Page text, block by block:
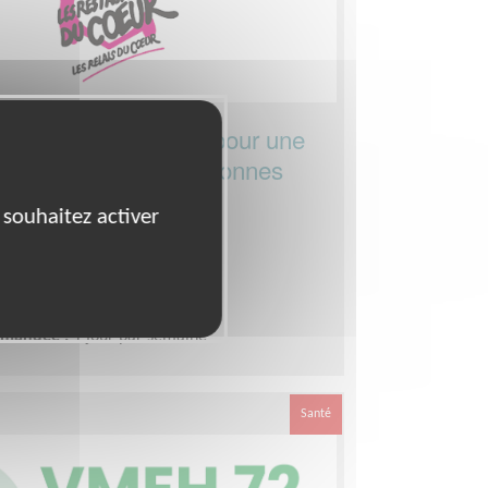
de formation pour une
qui soutient les personnes
Formation
:1 jour par semaine
Santé
activer